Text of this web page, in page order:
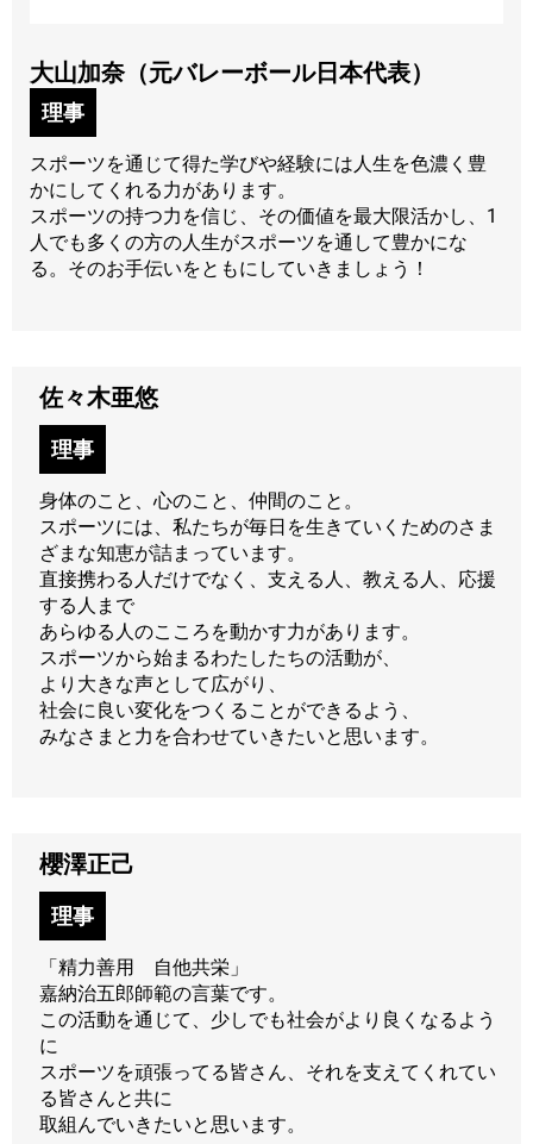
大山加奈（元バレーボール日本代表）
理事
スポーツを通じて得た学びや経験には人生を色濃く豊
かにしてくれる力があります。
スポーツの持つ力を信じ、その価値を最大限活かし、1
人でも多くの方の人生がスポーツを通して豊かにな
る。そのお手伝いをともにしていきましょう！
佐々木亜悠
理事
身体のこと、心のこと、仲間のこと。
スポーツには、私たちが毎日を生きていくためのさま
ざまな知恵が詰まっています。
直接携わる人だけでなく、支える人、教える人、応援
する人まで
あらゆる人のこころを動かす力があります。
スポーツから始まるわたしたちの活動が、
より大きな声として広がり、
社会に良い変化をつくることができるよう、
みなさまと力を合わせていきたいと思います。
櫻澤正己
理事
「精力善用 自他共栄」
嘉納治五郎師範の言葉です。
この活動を通じて、少しでも社会がより良くなるよう
に
スポーツを頑張ってる皆さん、それを支えてくれてい
る皆さんと共に
取組んでいきたいと思います。